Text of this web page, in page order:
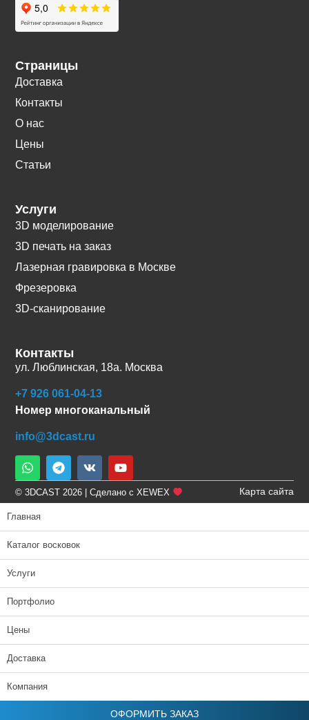
Страницы
Доставка
Контакты
О нас
Цены
Статьи
Услуги
3D моделирование
3D печать на заказ
Лазерная гравировка в Москве
Фрезеровка
3D-сканирование
Контакты
ул. Люблинская, 18а. Москва
+7 926 061-04-13
Номер многоканальный
info@3dcast.ru
© 3DCAST 2026 | Сделано с XEWEX Карта сайта
Главная
Каталог восковок
Услуги
Портфолио
Цены
Доставка
Компания
ОФОРМИТЬ ЗАКАЗ